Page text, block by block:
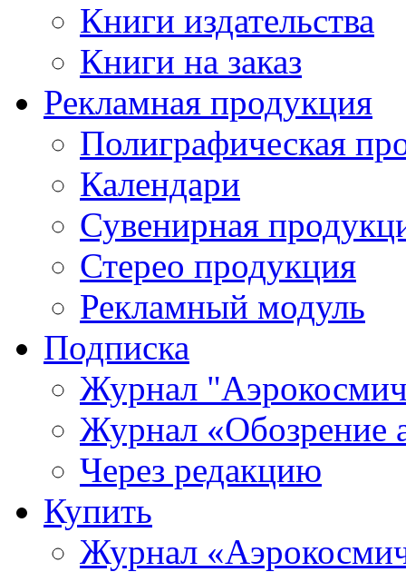
Книги издательства
Книги на заказ
Рекламная продукция
Полиграфическая
Календари
Сувенирная
Стерео продукция
Рекламный модуль
Подписка
Журнал
Журнал «Обозрение
Через редакцию
Купить
Журнал